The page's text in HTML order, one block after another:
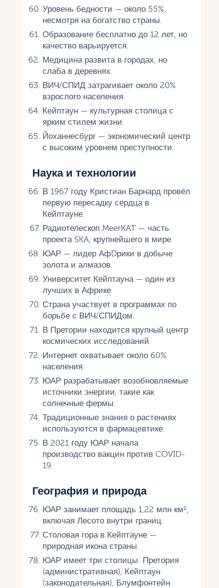
Уровень бедности — около 55%,
несмотря на богатство страны.
Образование бесплатно до 12 лет, но
качество варьируется.
Медицина развита в городах, но
слаба в деревнях.
ВИЧ/СПИД затрагивает около 20%
взрослого населения.
Кейптаун — культурная столица с
ярким стилем жизни.
Йоханнесбург — экономический центр
с высоким уровнем преступности.
Наука и технологии
В 1967 году Кристиан Барнард провёл
первую пересадку сердца в
Кейптауне.
Радиотелескоп MeerKAT — часть
проекта SKA, крупнейшего в мире.
ЮАР — лидер АфDрики в добыче
золота и алмазов.
Университет Кейптауна — один из
лучших в Африке.
Страна участвует в программах по
борьбе с ВИЧ/СПИДом.
В Претории находится крупный центр
космических исследований.
Интернет охватывает около 60%
населения.
ЮАР разрабатывает возобновляемые
источники энергии, такие как
солнечные фермы.
Традиционные знания о растениях
используются в фармацевтике.
В 2021 году ЮАР начала
производство вакцин против COVID-
19.
География и природа
ЮАР занимает площадь 1,22 млн км²,
включая Лесото внутри границ.
Столовая гора в Кейптауне —
природная икона страны.
ЮАР имеет три столицы: Претория
(административная), Кейптаун
(законодательная), Блумфонтейн